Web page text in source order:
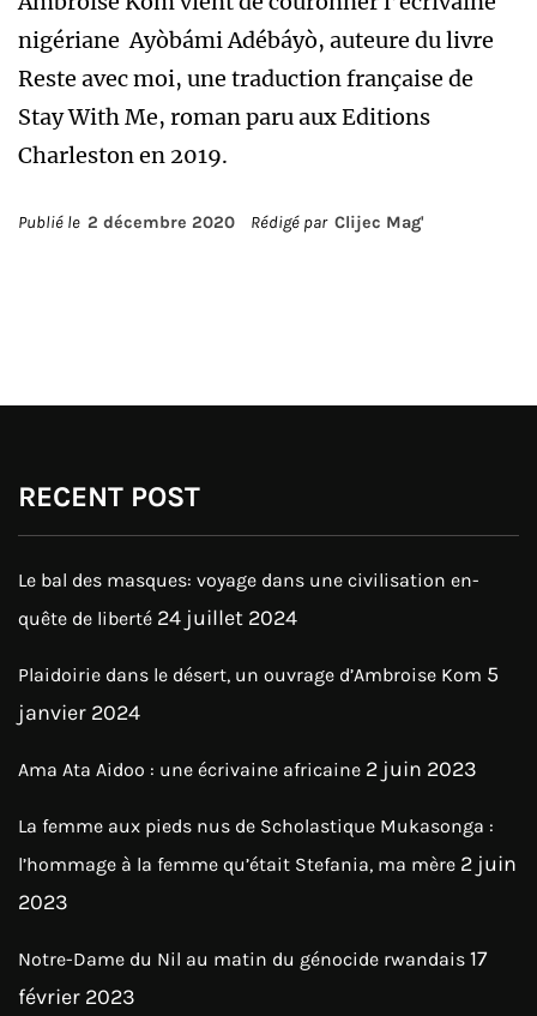
nigériane Ayòbámi Adébáyò, auteure du livre
Reste avec moi, une traduction française de
Stay With Me, roman paru aux Editions
Charleston en 2019.
Publié le 2 décembre 2020 Rédigé par Clijec Mag'
RECENT POST
Le bal des masques: voyage dans une civilisation en-
quête de liberté 24 juillet 2024
Plaidoirie dans le désert, un ouvrage d’Ambroise Kom 5
janvier 2024
Ama Ata Aidoo : une écrivaine africaine 2 juin 2023
La femme aux pieds nus de Scholastique Mukasonga :
l’hommage à la femme qu’était Stefania, ma mère 2 juin
2023
Notre-Dame du Nil au matin du génocide rwandais 17
février 2023